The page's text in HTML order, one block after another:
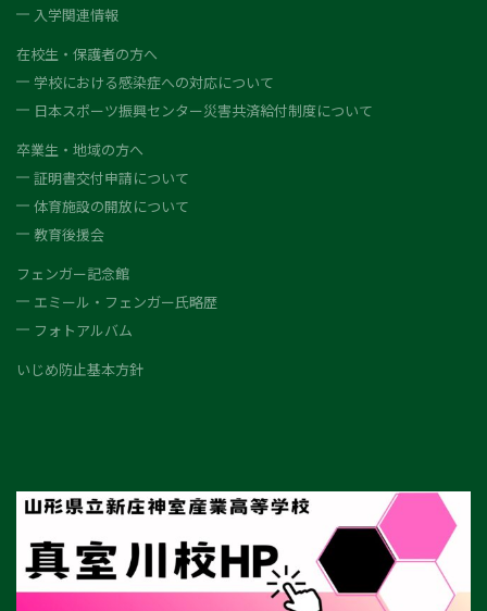
入学関連情報
在校生・保護者の方へ
学校における感染症への対応について
日本スポーツ振興センター災害共済給付制度について
卒業生・地域の方へ
証明書交付申請について
体育施設の開放について
教育後援会
フェンガー記念館
エミール・フェンガー氏略歴
フォトアルバム
いじめ防止基本方針